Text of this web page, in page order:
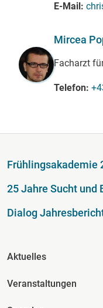
E-Mail
Mircea
Facharzt
Telefon
Fußzeile
Frühlingsakademie
25 Jahre Sucht und
Dialog
Fusszeile
Aktuelles
Veranstaltungen